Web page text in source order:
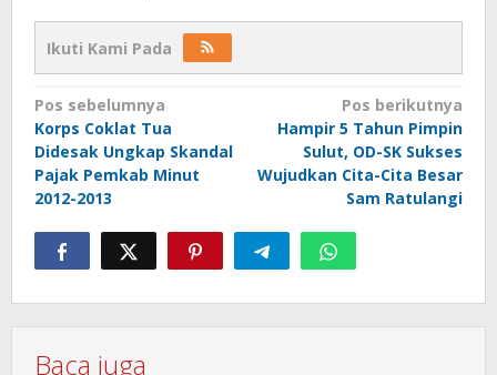
Ikuti Kami Pada
Navigasi
pos
Pos sebelumnya
Korps Coklat Tua
Didesak Ungkap Skandal
Pajak Pemkab Minut
2012-2013
Pos berikutnya
Hampir 5 Tahun Pimpin
Sulut, OD-SK Sukses
Wujudkan Cita-Cita Besar
Sam Ratulangi
Baca juga